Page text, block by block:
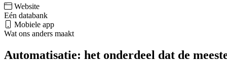
Website
Eén databank
Mobiele app
Wat ons anders maakt
Automatisatie: het onderdeel dat de